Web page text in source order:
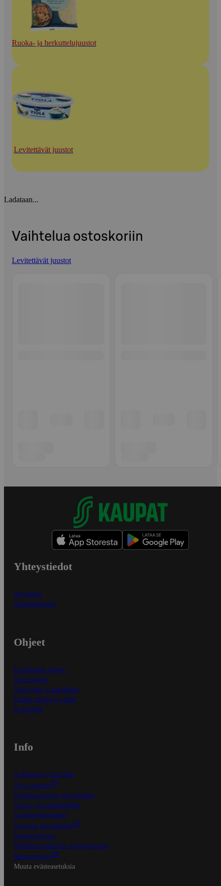
Ruoka- ja herkuttelujuustot
Levitettävät juustot
Ladataan...
Vaihtelua ostoskoriin
Levitettävät juustot
Yhteystiedot
Myymälät
Asiakaspalvelu
Ohjeet
Ensitilaajan ohjeet
Näin maksat
Näin tilaat ja muokkaat
Kaikki ohjeet ja vinkit
In English
Info
S-Business yrityksille
Oiva-raportit
Osuuskauppojen yhteystiedot
Tilaus- ja toimitusehdot
Tietosuojakäytäntö
Palvelun käyttöehdot
Saavutettavuus
Mobiilisovelluksen saavutettavuus
Mainostajalle
Muuta evästeasetuksia